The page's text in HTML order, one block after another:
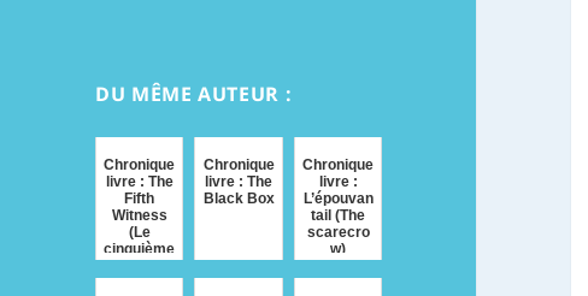
DU MÊME AUTEUR :
Chronique
livre : The
Fifth
Witness
(Le
cinquième
Chronique
livre : The
Black Box
Chronique
livre :
L’épouvan
tail (The
scarecro
w)